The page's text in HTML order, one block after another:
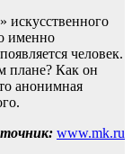
искусственного
именно
человек.
плане? Как он
анонимная
www.mk.ru